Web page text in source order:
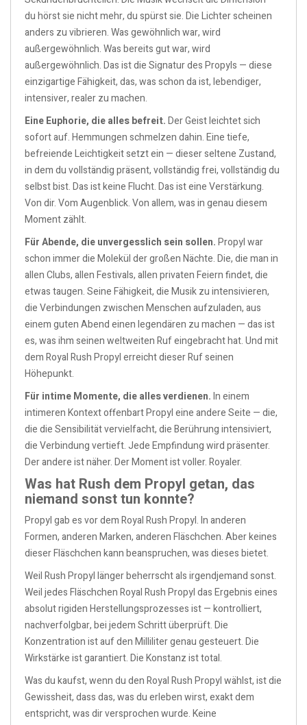
du hörst sie nicht mehr, du spürst sie. Die Lichter scheinen
anders zu vibrieren. Was gewöhnlich war, wird
außergewöhnlich. Was bereits gut war, wird
außergewöhnlich. Das ist die Signatur des Propyls — diese
einzigartige Fähigkeit, das, was schon da ist, lebendiger,
intensiver, realer zu machen.
Eine Euphorie, die alles befreit.Der Geist leichtet sich
sofort auf. Hemmungen schmelzen dahin. Eine tiefe,
befreiende Leichtigkeit setzt ein — dieser seltene Zustand,
in dem du vollständig präsent, vollständig frei, vollständig du
selbst bist. Das ist keine Flucht. Das ist eine Verstärkung.
Von dir. Vom Augenblick. Von allem, was in genau diesem
Moment zählt.
Für Abende, die unvergesslich sein sollen.Propyl war
schon immer die Molekül der großen Nächte. Die, die man in
allen Clubs, allen Festivals, allen privaten Feiern findet, die
etwas taugen. Seine Fähigkeit, die Musik zu intensivieren,
die Verbindungen zwischen Menschen aufzuladen, aus
einem guten Abend einen legendären zu machen — das ist
es, was ihm seinen weltweiten Ruf eingebracht hat. Und mit
dem Royal Rush Propyl erreicht dieser Ruf seinen
Höhepunkt.
Für intime Momente, die alles verdienen.In einem
intimeren Kontext offenbart Propyl eine andere Seite — die,
die die Sensibilität vervielfacht, die Berührung intensiviert,
die Verbindung vertieft. Jede Empfindung wird präsenter.
Der andere ist näher. Der Moment ist voller. Royaler.
Was hat Rush dem Propyl getan, das
niemand sonst tun konnte?
Propyl gab es vor dem Royal Rush Propyl. In anderen
Formen, anderen Marken, anderen Fläschchen. Aber keines
dieser Fläschchen kann beanspruchen, was dieses bietet.
Weil Rush Propyl länger beherrscht als irgendjemand sonst.
Weil jedes Fläschchen Royal Rush Propyl das Ergebnis eines
absolut rigiden Herstellungsprozesses ist — kontrolliert,
nachverfolgbar, bei jedem Schritt überprüft. Die
Konzentration ist auf den Milliliter genau gesteuert. Die
Wirkstärke ist garantiert. Die Konstanz ist total.
Was du kaufst, wenn du den Royal Rush Propyl wählst, ist die
Gewissheit, dass das, was du erleben wirst, exakt dem
entspricht, was dir versprochen wurde. Keine